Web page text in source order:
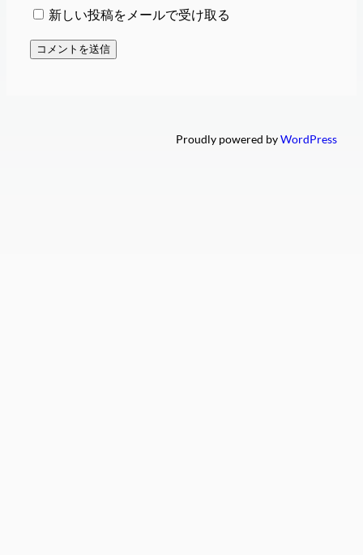
新しい投稿をメールで受け取る
Proudly powered byWordPress